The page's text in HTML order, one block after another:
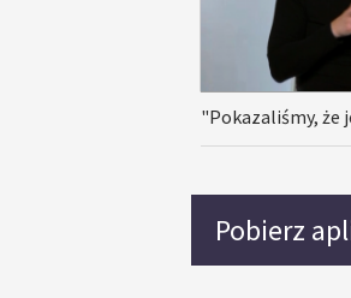
"Pokazaliśmy, że
Pobierz